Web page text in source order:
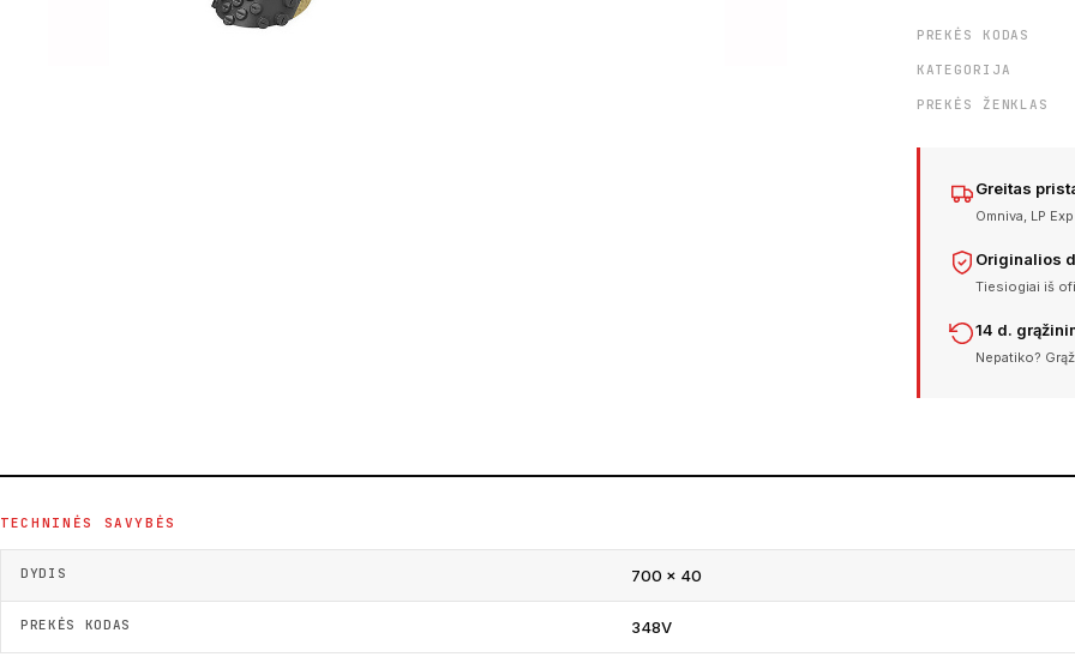
PREKĖS KODAS
KATEGORIJA
PREKĖS ŽENKLAS
Greitas
Omniva, LP
Originalios
Tiesiogiai iš
14 d.
Nepatiko?
TECHNINĖS SAVYBĖS
DYDIS 700 × 40
PREKĖS KODAS 348V